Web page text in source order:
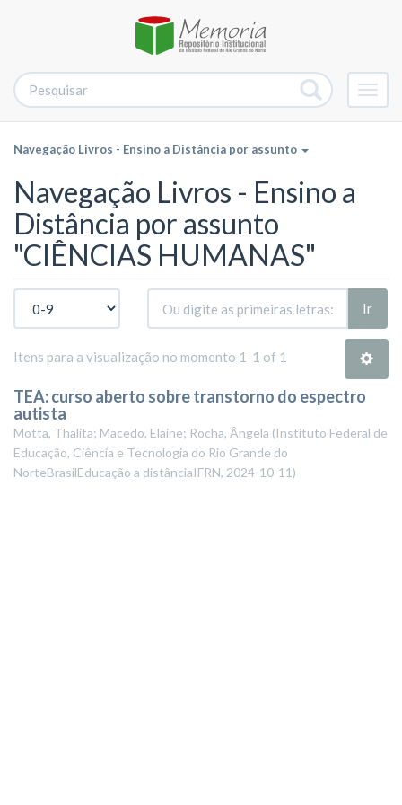
Navegação Livros - Ensino a Distância por assunto
Navegação Livros - Ensino a
Distância por assunto
"CIÊNCIAS HUMANAS"
Ir
Itens para a visualização no momento 1-1 of 1
TEA: curso aberto sobre transtorno do espectro
autista
Motta, Thalita; Macedo, Elaine; Rocha, Ângela (Instituto Federal de
Educação, Ciência e Tecnologia do Rio Grande do
NorteBrasilEducação a distânciaIFRN, 2024-10-11)